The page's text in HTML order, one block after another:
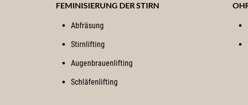
FEMINISIERUNG DER STIRN
Abfräsung
Stirnlifting
Augenbrauenlifting
Schläfenlifting